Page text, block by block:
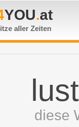
YOU.at
aller Zeiten
diese